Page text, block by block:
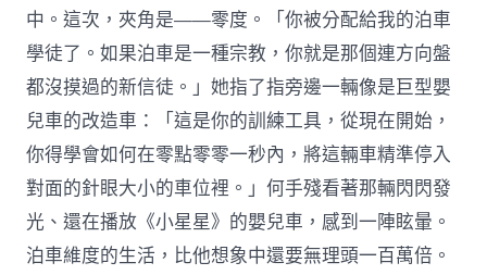
中。這次，夾角是——零度。「你被分配給我的泊車
學徒了。如果泊車是一種宗教，你就是那個連方向盤
都沒摸過的新信徒。」她指了指旁邊一輛像是巨型嬰
兒車的改造車：「這是你的訓練工具，從現在開始，
你得學會如何在零點零零一秒內，將這輛車精準停入
對面的針眼大小的車位裡。」何手殘看著那輛閃閃發
光、還在播放《小星星》的嬰兒車，感到一陣眩暈。
泊車維度的生活，比他想象中還要無理頭一百萬倍。